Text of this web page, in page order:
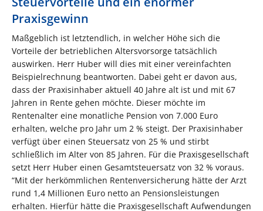
Praxisgewinn
Maßgeblich ist letztendlich, in welcher Höhe sich die
Vorteile der betrieblichen Altersvorsorge tatsächlich
auswirken. Herr Huber will dies mit einer vereinfachten
Beispielrechnung beantworten. Dabei geht er davon aus,
dass der Praxisinhaber aktuell 40 Jahre alt ist und mit 67
Jahren in Rente gehen möchte. Dieser möchte im
Rentenalter eine monatliche Pension von 7.000 Euro
erhalten, welche pro Jahr um 2 % steigt. Der Praxisinhaber
verfügt über einen Steuersatz von 25 % und stirbt
schließlich im Alter von 85 Jahren. Für die Praxisgesellschaft
setzt Herr Huber einen Gesamtsteuersatz von 32 % voraus.
“Mit der herkömmlichen Rentenversicherung hätte der Arzt
rund 1,4 Millionen Euro netto an Pensionsleistungen
erhalten. Hierfür hätte die Praxisgesellschaft Aufwendungen